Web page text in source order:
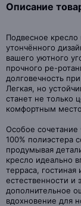
Описание
Подвесное кресло
утончённого
вашего уютного
прочного pe-
долговечность
Легкая, но
станет не только
комфортным
Особое
100% полиэстера
продумывая
кресло идеально
терраса, гостиная
естественности и
дополнительное
вдохновение для